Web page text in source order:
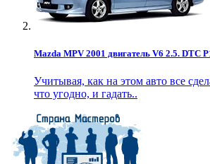
Mazda MPV 2001 двигатель V6 2.5. DTC
Учитывая, как на этом авто все
что угодно, и гадать..